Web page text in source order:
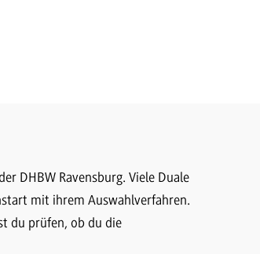
DHBW Ravensburg. Viele Duale
mit ihrem Auswahlverfahren.
du prüfen, ob du die